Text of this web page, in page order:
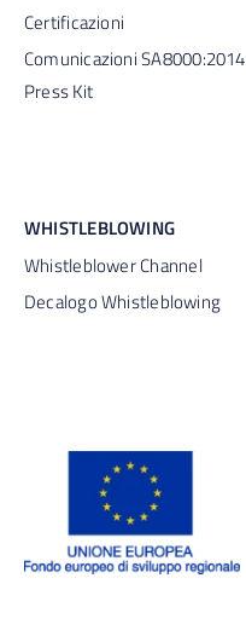
Certificazioni
Comunicazioni SA8000:2014
Press Kit
WHISTLEBLOWING
Whistleblower Channel
Decalogo Whistleblowing